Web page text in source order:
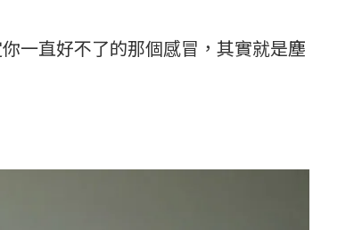
一直好不了的那個感冒，其實就是塵